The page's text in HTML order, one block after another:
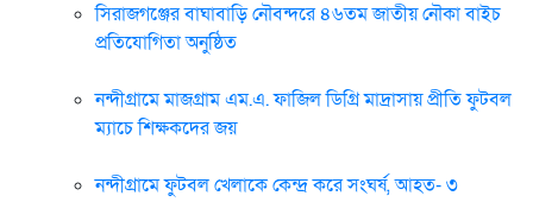
সিরাজগঞ্জের বাঘাবাড়ি নৌবন্দরে ৪৬তম জাতীয় নৌকা বাইচ
প্রতিযোগিতা অনুষ্ঠিত
নন্দীগ্রামে মাজগ্রাম এম.এ. ফাজিল ডিগ্রি মাদ্রাসায় প্রীতি ফুটবল
ম্যাচে শিক্ষকদের জয়
নন্দীগ্রামে ফুটবল খেলাকে কেন্দ্র করে সংঘর্ষ, আহত- ৩